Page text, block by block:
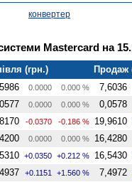
конвертер
Mastercard на
(грн.)
Продаж
0.0000 0.000 % 7,6036
0.0000 0.000 % 0,0578
-0.0370 -0.186 % 19,9610
0.0000 0.000 % 16,4280
+0.0350 +0.212 % 16,5430
+0.1151 +1.560 % 7,4972